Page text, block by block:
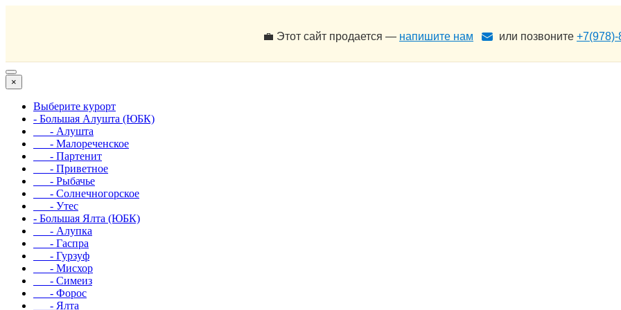
💼 Этот сайт продается — напишите нам или позвоните
×
Выберите курорт
- Большая Алушта (ЮБК)
- Алушта
- Малореченское
- Партенит
- Приветное
- Рыбачье
- Солнечногорское
- Утес
- Большая Ялта (ЮБК)
- Алупка
- Гаспра
- Гурзуф
- Мисхор
- Симеиз
- Форос
- Ялта